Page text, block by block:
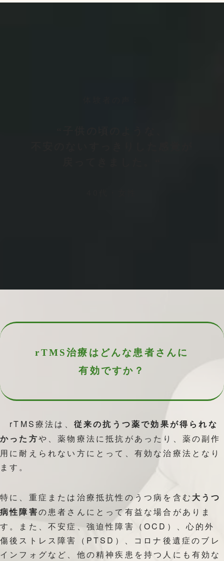
rTMS治療は どんな患者さんに
有効ですか？
rTMS療法は、
従来の抗うつ薬で効果が得られな
かった方や、薬物療法に抵抗があったり、薬の副作
用に耐えられない方にとって、有効な治療法となり
ます。
特に、重症または治療抵抗性のうつ病を含む 大うつ
病性障害の患者さんにとって有益な場合がありま
す。また、不安症、強迫性障害（OCD）、心的外
傷後ストレス障害（PTSD）、コロナ後遺症のブレ
インフォグなど、他の精神疾患を持つ人にも有効な